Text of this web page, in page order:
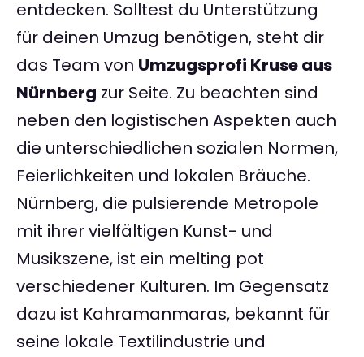
entdecken. Solltest du Unterstützung
für deinen Umzug benötigen, steht dir
das Team von Umzugsprofi Kruse aus
Nürnberg zur Seite. Zu beachten sind
neben den logistischen Aspekten auch
die unterschiedlichen sozialen Normen,
Feierlichkeiten und lokalen Bräuche.
Nürnberg, die pulsierende Metropole
mit ihrer vielfältigen Kunst- und
Musikszene, ist ein melting pot
verschiedener Kulturen. Im Gegensatz
dazu ist Kahramanmaras, bekannt für
seine lokale Textilindustrie und